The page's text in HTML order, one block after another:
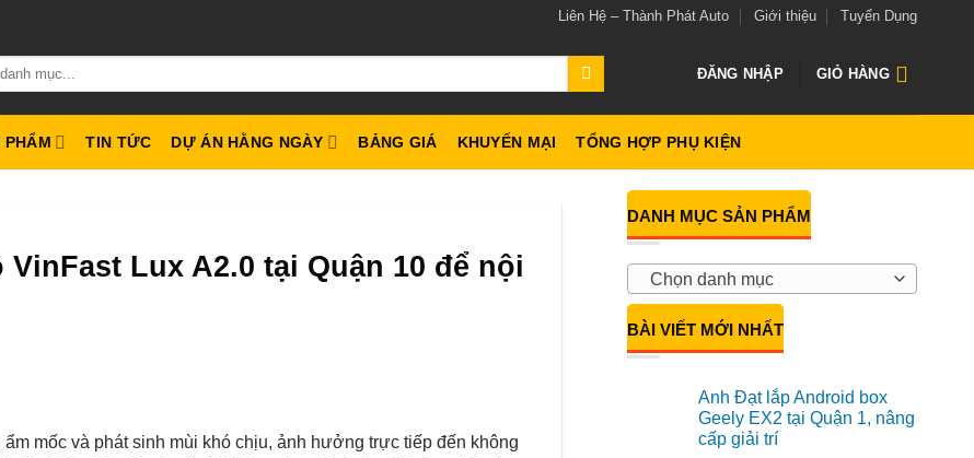
Liên Hệ – Thành Phát Auto Giới thiệu Tuyển Dụng
ĐĂNG NHẬP GIỎ HÀNG
PHẨM TIN TỨC DỰ ÁN HẰNG NGÀY BẢNG GIÁ KHUYẾN MẠI TỔNG HỢP PHỤ KIỆN
Lux A2.0 tại Quận 10 để nội
mốc và phát sinh mùi khó chịu, ảnh hưởng trực tiếp đến không
DANH MỤC SẢN PHẨM
Chọn danh mục
BÀI VIẾT MỚI NHẤT
Anh Đạt lắp Android box
Geely EX2 tại Quận 1, nâng
cấp giải trí